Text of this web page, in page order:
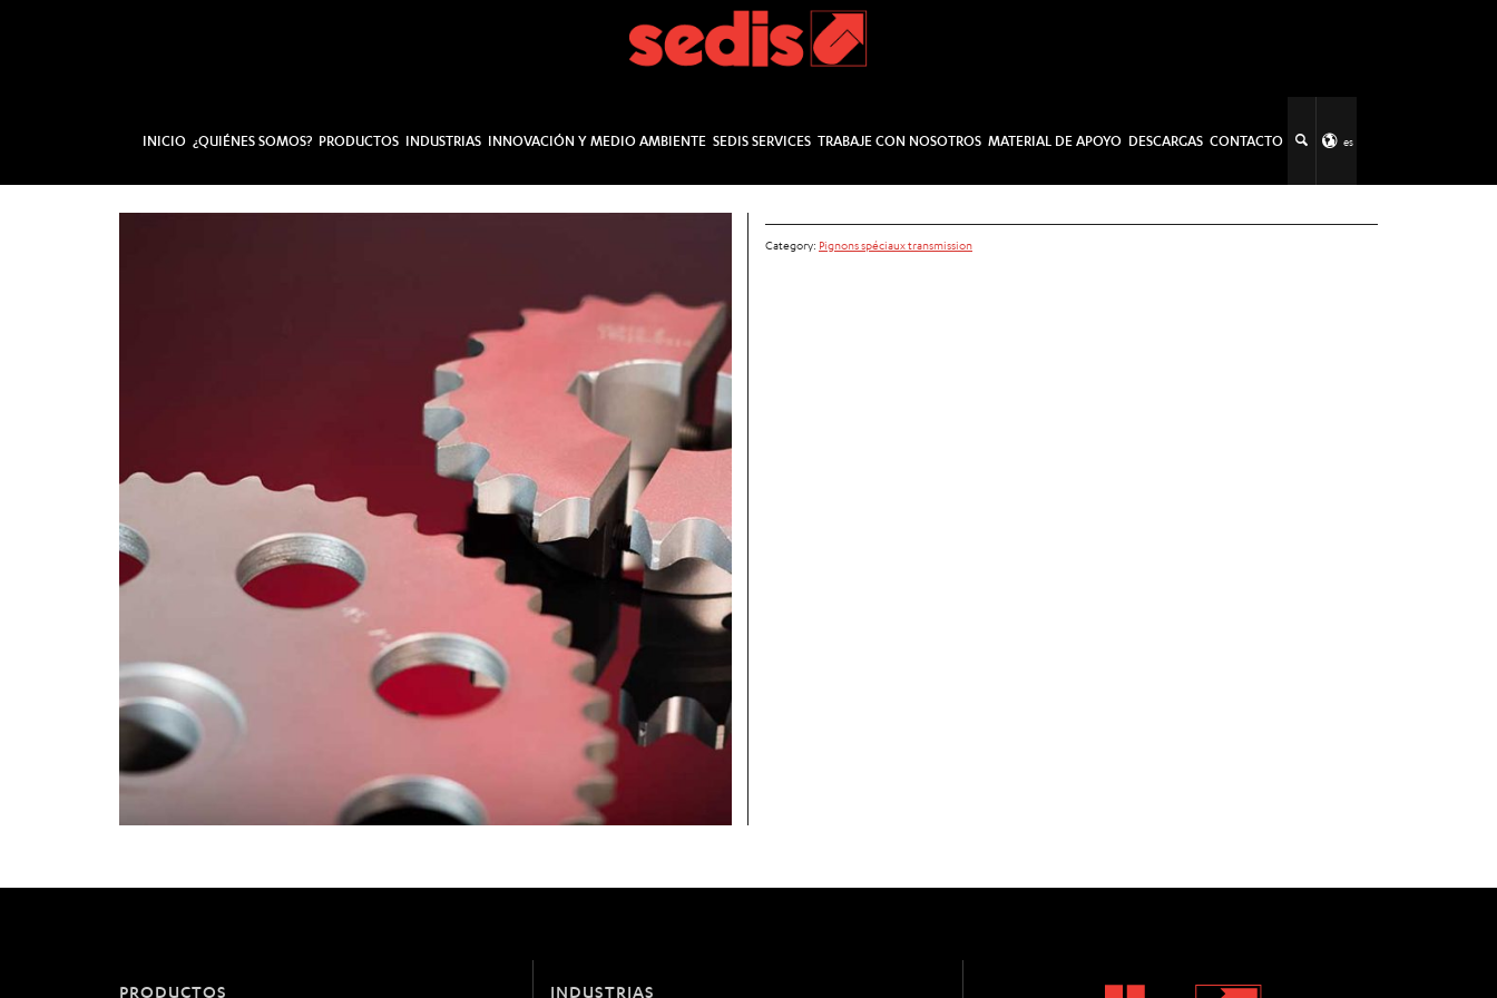
INICIO ¿QUIÉNES SOMOS? PRODUCTOS INDUSTRIAS INNOVACIÓN Y MEDIO AMBIENTE SEDIS SERVICES TRABAJE CON NOSOTROS MATERIAL DE APOYO DESCARGAS CONTACTO es
Category: Pignons spéciaux transmission
PRODUCTOS INDUSTRIAS